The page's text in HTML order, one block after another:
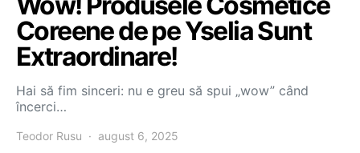
Coreene de pe Yselia Sunt
Extraordinare!
Hai să fim sinceri: nu e greu să spui „wow” când
încerci…
Teodor Rusu august 6, 2025